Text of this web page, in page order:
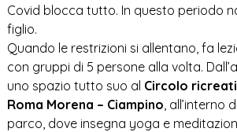
Covid blocca tutto. In questo periodo
figlio.
Quando le restrizioni si allentano, fa
con gruppi di 5 persone alla volta.
uno spazio tutto suo al Circolo
Roma Morena – Ciampino, all’interno
parco, dove insegna yoga e